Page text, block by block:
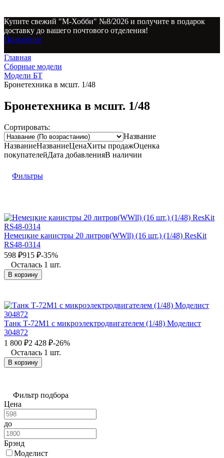
Купите свежий "М-Хобби" №8/2026 и получите в подарок
доставку до вашего почтового отделения!
Подробнее
Главная
Сборные модели
Модели БТ
Бронетехника в мсшт. 1/48
Бронетехника в мсшт. 1/48
Сортировать:
Название
НазваниеНазваниеЦенаХиты продажОценка
покупателейДата добавленияВ наличии
Фильтры
Немецкие канистры 20 литров(WWll) (16 шт.) (1/48) ResKit
RS48-0314
598 ₽915 ₽-35%
Осталась 1 шт.
В корзину
Танк Т-72М1 с микроэлектродвигателем (1/48) Моделист
304872
1 800 ₽2 428 ₽-26%
Осталась 1 шт.
В корзину
Фильтр подбора
Цена
до
Брэнд
Моделист